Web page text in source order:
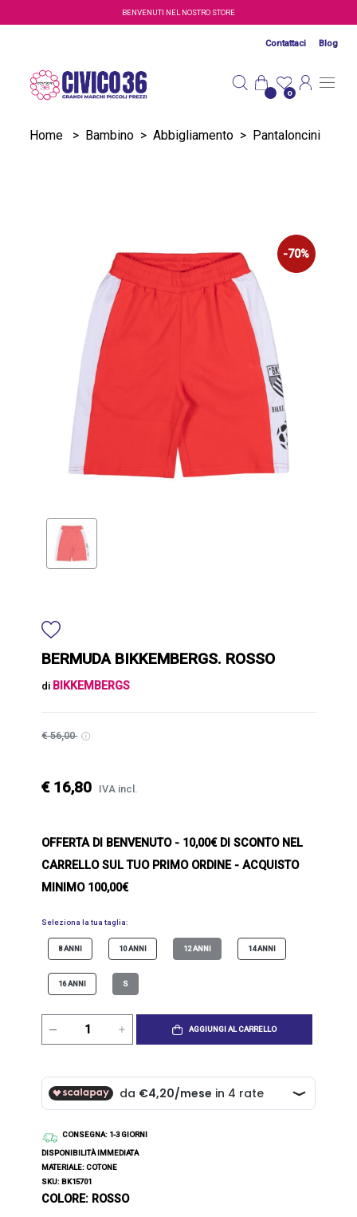
Salta al contenuto principaleBENVENUTI NEL NOSTRO STORE
Contattaci Blog
0
Home > Bambino > Abbigliamento > Pantaloncini
-70%
BERMUDA BIKKEMBERGS. ROSSO
di BIKKEMBERGS
€ 56,00
€ 16,80 IVA incl.
OFFERTA DI BENVENUTO- 10,00€ DI SCONTO NEL
CARRELLO SUL TUO PRIMO ORDINE - ACQUISTO
MINIMO 100,00€
Seleziona la tua taglia:
8 ANNI 10 ANNI 12 ANNI 14 ANNI
16 ANNI S
AGGIUNGI AL CARRELLO
CONSEGNA: 1-3 GIORNI
DISPONIBILITÀ IMMEDIATA
MATERIALE: COTONE
SKU: BK15701
COLORE: ROSSO